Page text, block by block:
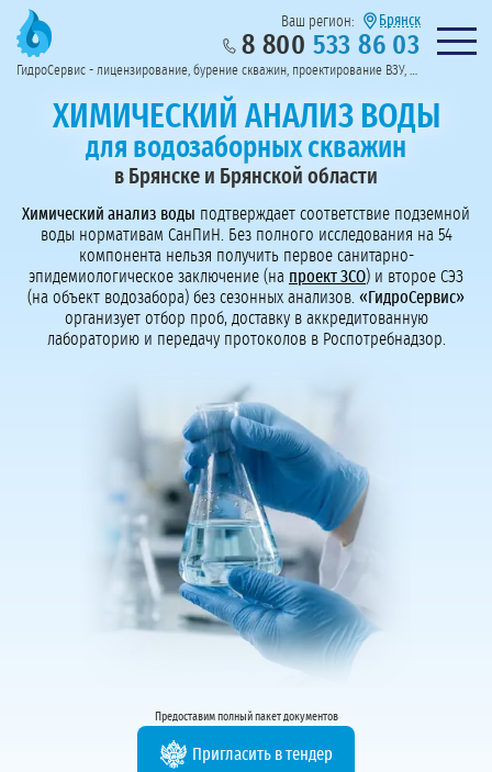
Предоставим полный пакет документов
Пригласить в тендер
Колл-центр на связи с 9:00 до 19:00
Перезвоните мне!
Ваш регион: Брянск
8 800 533 86 03 Нужна
ГидроСервис - лицензирование, бурение скважин, проектирование ВЗУ, системы водоподготовки
ХИМИЧЕСКИЙ АНАЛИЗ ВОДЫ
для водозаборных скважин
в Брянске и Брянской области
Химический анализ воды подтверждает соответствие подземной
воды нормативам СанПиН. Без полного исследования на 54
компонента нельзя получить первое санитарно-
эпидемиологическое заключение (на проект ЗСО) и второе СЭЗ
(на объект водозабора) без сезонных анализов. «ГидроСервис»
организует отбор проб, доставку в аккредитованную
лабораторию и передачу протоколов в Роспотребнадзор.
Предоставим полный пакет документов
Пригласить в тендер